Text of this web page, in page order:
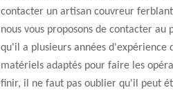
contacter un artisan couvreur
nous vous proposons de contacter au
qu'il a plusieurs années d'expérience
matériels adaptés pour faire les
finir, il ne faut pas oublier qu'il peut